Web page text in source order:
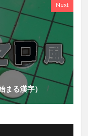
Next
まる漢字）